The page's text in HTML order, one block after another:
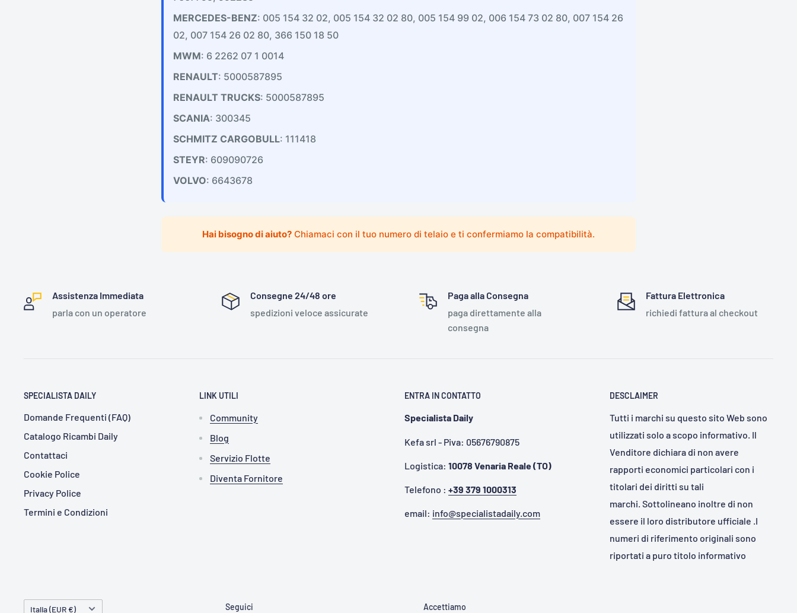
MERCEDES-BENZ: 005 154 32 02, 005 154 32 02 80, 005 154 99 02, 006 154 73 02 80, 007 154 26
02, 007 154 26 02 80, 366 150 18 50
MWM: 6 2262 07 1 0014
RENAULT: 5000587895
RENAULT TRUCKS: 5000587895
SCANIA: 300345
SCHMITZ CARGOBULL: 111418
STEYR: 609090726
VOLVO: 6643678
Hai bisogno di aiuto? Chiamaci con il tuo numero di telaio e ti confermiamo la compatibilità.
Assistenza Immediata
parla con un operatore
Consegne 24/48 ore
spedizioni veloce assicurate
Paga alla Consegna
paga direttamente alla
consegna
Fattura Elettronica
richiedi fattura al checkout
SPECIALISTA DAILY
Domande Frequenti (FAQ)
Catalogo Ricambi Daily
Contattaci
Cookie Police
Privacy Police
Termini e Condizioni
LINK UTILI
Community
Blog
Servizio Flotte
Diventa Fornitore
ENTRA IN CONTATTO
Specialista Daily
Kefa srl - Piva: 05676790875
Logistica: 10078 Venaria Reale (TO)
Telefono : +39 379 1000313
email: info@specialistadaily.com
DESCLAIMER
Tutti i marchi su questo sito Web sono
utilizzati solo a scopo informativo. Il
Venditore dichiara di non avere
rapporti economici particolari con i
titolari dei diritti su tali
marchi. Sottolineano inoltre di non
essere il loro distributore ufficiale .I
numeri di riferimento originali sono
riportati a puro titolo informativo
Paese
Italia (EUR €) Seguici Accettiamo